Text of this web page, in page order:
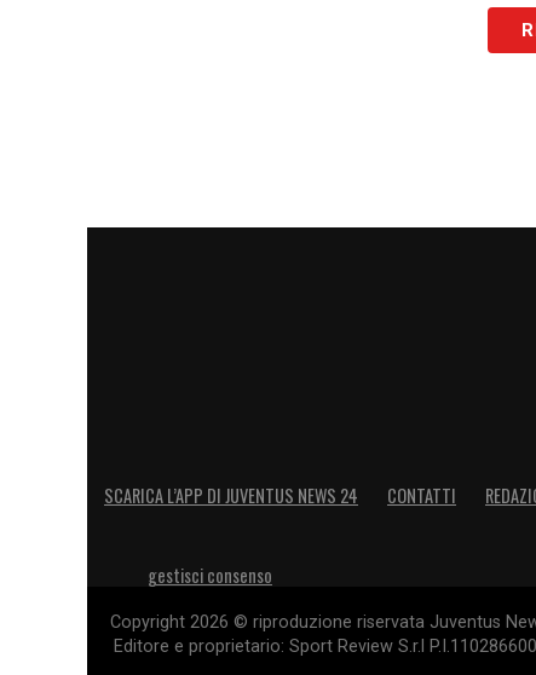
SCARICA L’APP DI JUVENTUS NEWS 24 CONTATTI
gestisci consenso
Copyright 2026 © riproduzione riservata Juventus
Editore e proprietario: Sport Review S.r.l